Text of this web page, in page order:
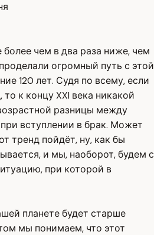
более чем в два раза ниже, чем
огромный путь с этой
120 лет. Судя по всему, если
к концу XXI века никакой
разницы между
вступлении в брак. Может
тренд пойдёт, ну, как бы
и мы, наоборот, будем с
при которой в
планете будет старше
мы понимаем, что этот